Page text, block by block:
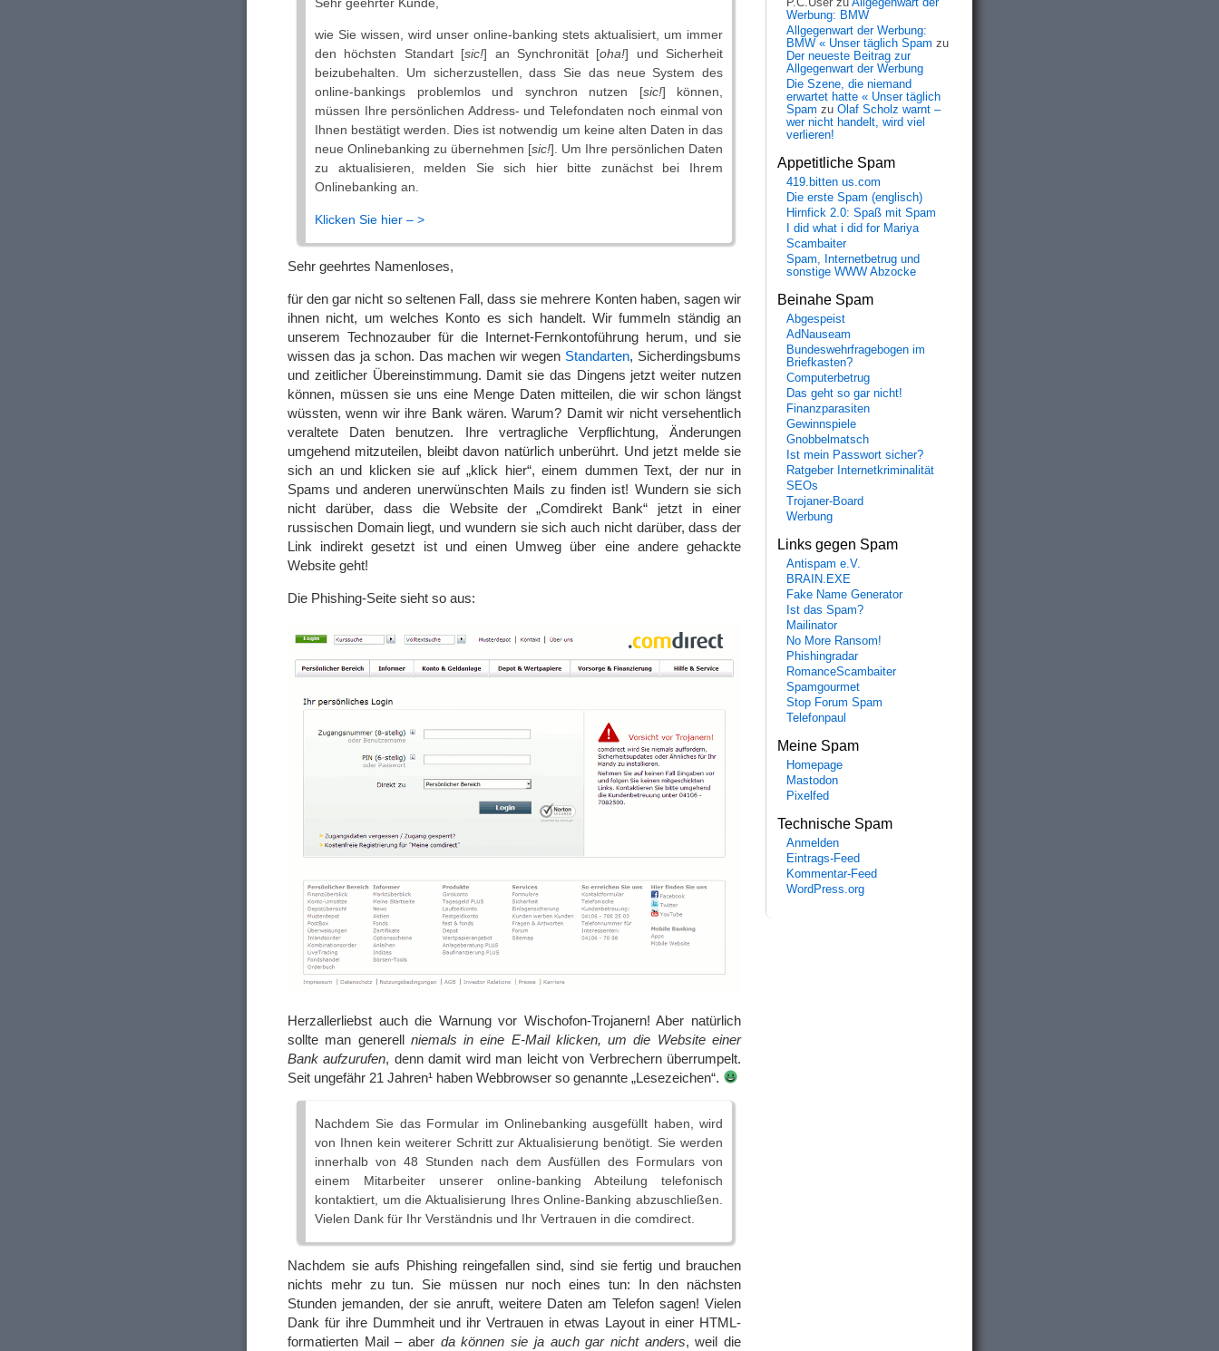
Sehr geehrter Kunde,
wie Sie wissen, wird unser online-banking stets aktualisiert, um immer
den höchsten Standart [sic!] an Synchronität [oha!] und Sicherheit
beizubehalten. Um sicherzustellen, dass Sie das neue System des
online-bankings problemlos und synchron nutzen [sic!] können,
müssen Ihre persönlichen Address- und Telefondaten noch einmal von
Ihnen bestätigt werden. Dies ist notwendig um keine alten Daten in das
neue Onlinebanking zu übernehmen [sic!]. Um Ihre persönlichen Daten
zu aktualisieren, melden Sie sich hier bitte zunächst bei Ihrem
Onlinebanking an.
Klicken Sie hier – >
Sehr geehrtes Namenloses,
für den gar nicht so seltenen Fall, dass sie mehrere Konten haben, sagen wir
ihnen nicht, um welches Konto es sich handelt. Wir fummeln ständig an
unserem Technozauber für die Internet-Fernkontoführung herum, und sie
wissen das ja schon. Das machen wir wegen Standarten, Sicherdingsbums
und zeitlicher Übereinstimmung. Damit sie das Dingens jetzt weiter nutzen
können, müssen sie uns eine Menge Daten mitteilen, die wir schon längst
wüssten, wenn wir ihre Bank wären. Warum? Damit wir nicht versehentlich
veraltete Daten benutzen. Ihre vertragliche Verpflichtung, Änderungen
umgehend mitzuteilen, bleibt davon natürlich unberührt. Und jetzt melde sie
sich an und klicken sie auf „klick hier“, einem dummen Text, der nur in
Spams und anderen unerwünschten Mails zu finden ist! Wundern sie sich
nicht darüber, dass die Website der „Comdirekt Bank“ jetzt in einer
russischen Domain liegt, und wundern sie sich auch nicht darüber, dass der
Link indirekt gesetzt ist und einen Umweg über eine andere gehackte
Website geht!
Die Phishing-Seite sieht so aus:
Herzallerliebst auch die Warnung vor Wischofon-Trojanern! Aber natürlich
sollte man generell niemals in eine E-Mail klicken, um die Website einer
Bank aufzurufen, denn damit wird man leicht von Verbrechern überrumpelt.
Seit ungefähr 21 Jahren¹ haben Webbrowser so genannte „Lesezeichen“.
Nachdem Sie das Formular im Onlinebanking ausgefüllt haben, wird
von Ihnen kein weiterer Schritt zur Aktualisierung benötigt. Sie werden
innerhalb von 48 Stunden nach dem Ausfüllen des Formulars von
einem Mitarbeiter unserer online-banking Abteilung telefonisch
kontaktiert, um die Aktualisierung Ihres Online-Banking abzuschließen.
Vielen Dank für Ihr Verständnis und Ihr Vertrauen in die comdirect.
Nachdem sie aufs Phishing reingefallen sind, sind sie fertig und brauchen
nichts mehr zu tun. Sie müssen nur noch eines tun: In den nächsten
Stunden jemanden, der sie anruft, weitere Daten am Telefon sagen! Vielen
Dank für ihre Dummheit und ihr Vertrauen in etwas Layout in einer HTML-
formatierten Mail – aber da können sie ja auch gar nicht anders, weil die
P.C.User zu Allgegenwart der
Werbung: BMW
Allgegenwart der Werbung:
BMW « Unser täglich Spam zu
Der neueste Beitrag zur
Allgegenwart der Werbung
Die Szene, die niemand
erwartet hatte « Unser täglich
Spam zu Olaf Scholz warnt –
wer nicht handelt, wird viel
verlieren!
Appetitliche Spam
419.bitten us.com
Die erste Spam (englisch)
Hirnfick 2.0: Spaß mit Spam
I did what i did for Mariya
Scambaiter
Spam, Internetbetrug und
sonstige WWW Abzocke
Beinahe Spam
Abgespeist
AdNauseam
Bundeswehrfragebogen im
Briefkasten?
Computerbetrug
Das geht so gar nicht!
Finanzparasiten
Gewinnspiele
Gnobbelmatsch
Ist mein Passwort sicher?
Ratgeber Internetkriminalität
SEOs
Trojaner-Board
Werbung
Links gegen Spam
Antispam e.V.
BRAIN.EXE
Fake Name Generator
Ist das Spam?
Mailinator
No More Ransom!
Phishingradar
RomanceScambaiter
Spamgourmet
Stop Forum Spam
Telefonpaul
Meine Spam
Homepage
Mastodon
Pixelfed
Technische Spam
Anmelden
Eintrags-Feed
Kommentar-Feed
WordPress.org